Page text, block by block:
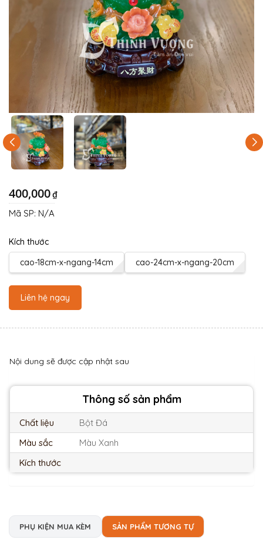
400,000₫
Kích thước
cao-18cm-x-ngang-14cm
cao-24cm-x-ngang-20cm
Liên hệ ngay
Mã SP: N/A
Thông số sản phẩm
Chất liệu
Bột Đá
Màu sắc
Màu Xanh
Kích thước
Nội dung sẽ được cập nhật sau
PHỤ KIỆN MUA KÈM SẢN PHẨM TƯƠNG TỰ